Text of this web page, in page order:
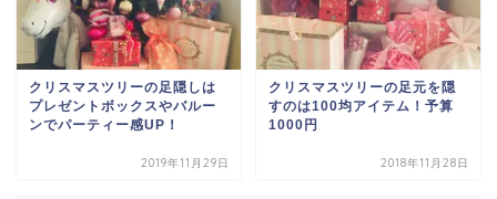
クリスマスツリーの足隠しは
プレゼントボックスやバルー
ンでパーティー感UP！
2019年11月29日
クリスマスツリーの足元を隠
すのは100均アイテム！予算
1000円
2018年11月28日